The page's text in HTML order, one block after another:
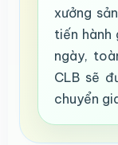
xưởng
tiến hành
ngày,
CLB sẽ
chuyển